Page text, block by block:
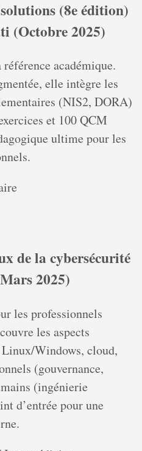
(8e édition)
(Octobre 2025)
académique.
elle intègre les
(NIS2, DORA)
et 100 QCM
ultime pour les
de la cybersécurité
2025)
les professionnels
les aspects
Windows, cloud,
(gouvernance,
(ingénierie
d’entrée pour une